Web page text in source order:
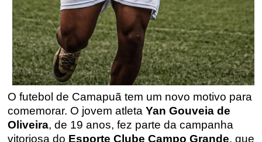
O futebol de Camapuã tem um novo motivo para
comemorar. O jovem atleta Yan Gouveia de
Oliveira, de 19 anos, fez parte da campanha
vitoriosa do Esporte Clube Campo Grande, que